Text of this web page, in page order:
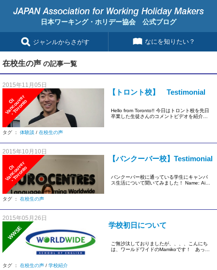
日本ワーキング・ホリデー協会 公式ブログ
ジャンルからさがす なにを知りたい？
在校生の声 の記事一覧
2015年11月05日
O
I
V
a
n
c
o
u
v
e
r
・
T
o
r
o
n
t
o
【トロント校】 Testimonial
Hello from Toronto!! 今日はトロント校を先日
卒業した生徒さんのコメントビデオを紹介し
タグ ： 体験談 / 在校生の声
2015年10月10日
O
I
V
a
n
c
o
u
v
e
r
・
T
o
r
o
n
t
o
【バンクーバー校】Testimonial
バンクーバー校に通っている学生にキャンパ
ス生活について聞いてみました！ Name: Ai
タグ ： 在校生の声
2015年05月26日
WWSE 学校初日について
ご無沙汰しておりましたが、、、、こんにち
は、ワールドワイドのMamikoです！ あっと
タグ ： 在校生の声 / 学校紹介